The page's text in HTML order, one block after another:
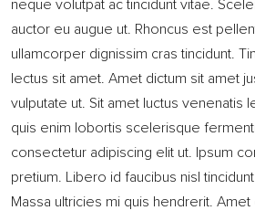
neque volutpat ac tincidunt vitae.
auctor eu augue ut. Rhoncus est
ullamcorper dignissim cras tincidunt.
lectus sit amet. Amet dictum sit amet
vulputate ut. Sit amet luctus venenatis
quis enim lobortis scelerisque
consectetur adipiscing elit ut. Ipsum
pretium. Libero id faucibus nisl
Massa ultricies mi quis hendrerit.